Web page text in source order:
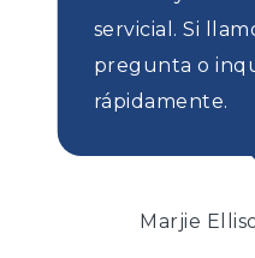
servicial. Si
pregunta o
rápidamente.
Marjie